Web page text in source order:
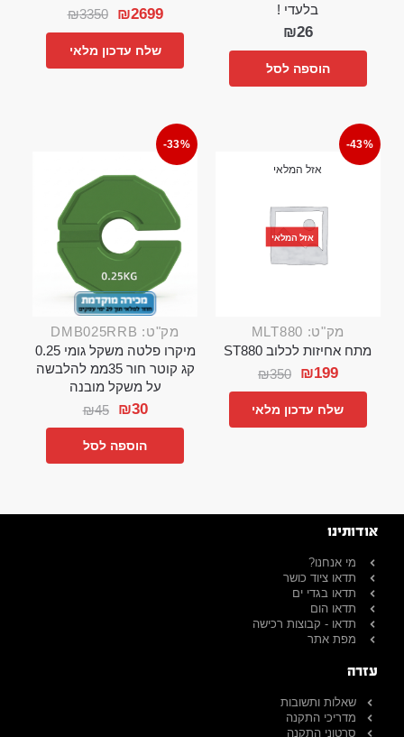
בלעדי !
₪26
הוספה לסל
₪3350 ₪2699
שלח עדכון מלאי
-43%
אזל המלאי
אזל המלאי
מק"ט: MLT880
מתח אחיזות לכלוב ST880
₪350 ₪199
שלח עדכון מלאי
-33%
מק"ט: DMB025RRB
מיקרו פלטה משקל גומי 0.25
קג קוטר חור 35ממ להלבשה
על משקל מובנה
₪45 ₪30
הוספה לסל
אודותינו
מי אנחנו?
תדאו ציוד כושר
תדאו בגדי ים
תדאו הום
תדאו - קבוצות רכישה
מפת אתר
עזרה
שאלות ותשובות
מדריכי התקנה
סרטוני התקנה